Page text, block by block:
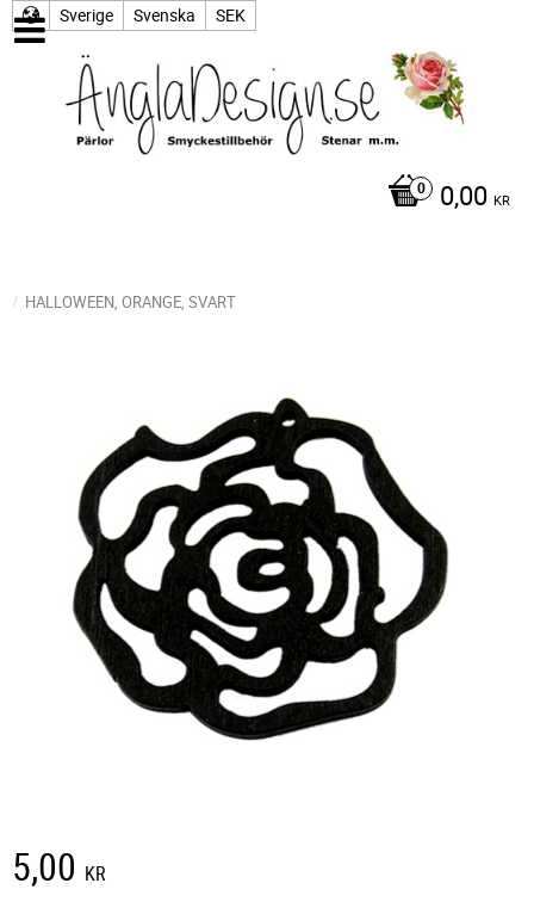
Sverige Svenska SEK
0,00 KR
HALLOWEEN, ORANGE, SVART
5,00 KR